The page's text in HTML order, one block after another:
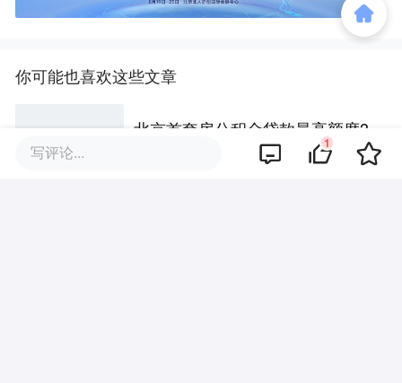
你可能也喜欢这些文章
北京首套房公积金贷款最高额度3
40万，五环内购房社保或纳税满
写评论... 1